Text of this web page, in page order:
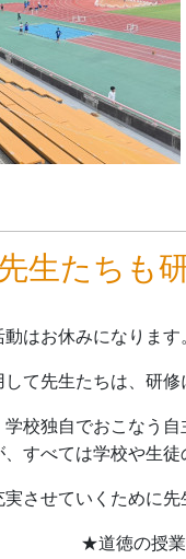
生たちも
はお休みになります
て先生たちは、研修
校独自でおこなう
すべては学校や生徒
させていくために先
修 ★道徳の授業